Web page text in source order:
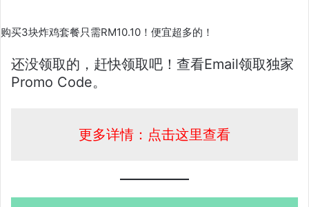
购买3块炸鸡套餐只需RM10.10！便宜超多的！
还没领取的，赶快领取吧！查看Email领取独家
Promo Code。
更多详情：点击这里查看